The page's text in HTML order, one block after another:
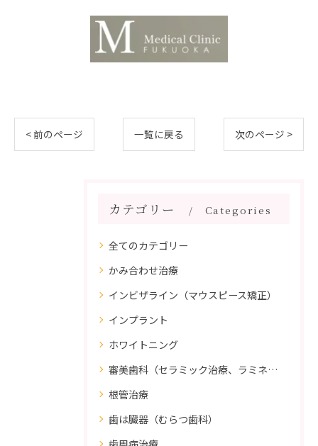
< 前のページ 一覧に戻る 次のページ >
カテゴリー Categories
全てのカテゴリー
かみ合わせ治療
インビザライン（マウスピース矯正）
インプラント
ホワイトニング
審美歯科（セラミック治療、ラミネートべニア、ダイレクトボンディング）
根管治療
歯は臓器（むらつ歯科）